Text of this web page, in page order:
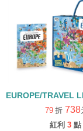
EUROPE/TRAVEL
79 折 738
紅利 3 點